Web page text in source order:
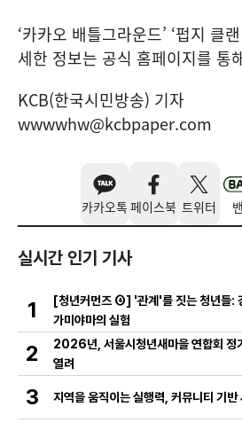
‘카카오 배틀그라운드’ ‘펍지 클
세한 정보는 공식 홈페이지를 통
KCB(한국시민방송) 기자
wwwwhw@kcbpaper.com
카카오톡 페이스북 트위터
실시간 인기 기사
1
[청년커먼즈 ④] '관계'를 짓는 청년들:
가미야마의 실험
2
2026년, 서울시청년새마을 연합회 정
열려
3 지역을 움직이는 실행력, 커뮤니티 기반